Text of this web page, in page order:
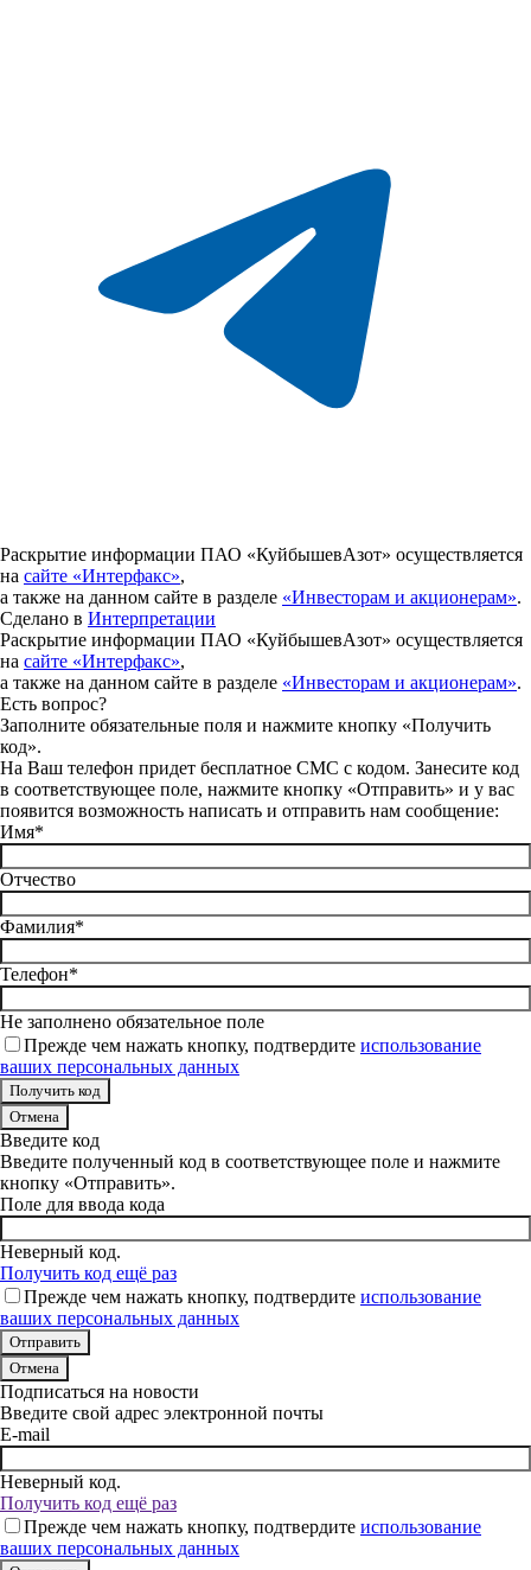
Раскрытие информации ПАО «КуйбышевАзот» осуществляется
на сайте «Интерфакс»,
а также на данном сайте в разделе «Инвесторам и акционерам».
Сделано в Интерпретации
Раскрытие информации ПАО «КуйбышевАзот» осуществляется
на сайте «Интерфакс»,
а также на данном сайте в разделе «Инвесторам и акционерам».
Есть вопрос?
Заполните обязательные поля и нажмите кнопку «Получить
код».
На Ваш телефон придет бесплатное СМС с кодом. Занесите код
в соответствующее поле, нажмите кнопку «Отправить» и у вас
появится возможность написать и отправить нам сообщение:
Имя*
Отчество
Фамилия*
Телефон*
Не заполнено обязательное поле
Прежде чем нажать кнопку, подтвердите использование
ваших персональных данных
Отмена
Введите код
Введите полученный код в соответствующее поле и нажмите
кнопку «Отправить».
Поле для ввода кода
Неверный код.
Получить код ещё раз
Прежде чем нажать кнопку, подтвердите использование
ваших персональных данных
Отмена
Подписаться на новости
Введите свой адрес электронной почты
E-mail
Неверный код.
Получить код ещё раз
Прежде чем нажать кнопку, подтвердите использование
ваших персональных данных